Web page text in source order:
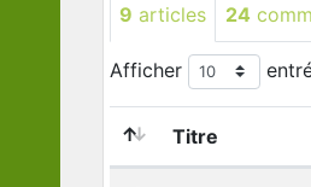
9 articles 24
Afficher
Titre